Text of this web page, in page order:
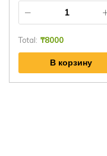
Total: ₸8000
В корзину